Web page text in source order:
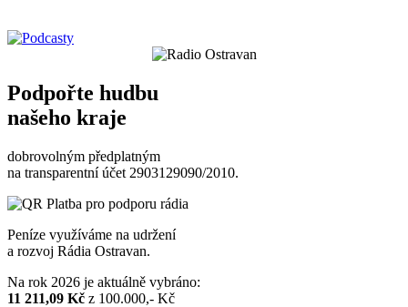
Podpořte hudbu
našeho kraje
dobrovolným předplatným
na transparentní účet 2903129090/2010.
Peníze využíváme na udržení
a rozvoj Rádia Ostravan.
Na rok 2026 je aktuálně vybráno:
11 211,09 Kč z 100.000,- Kč